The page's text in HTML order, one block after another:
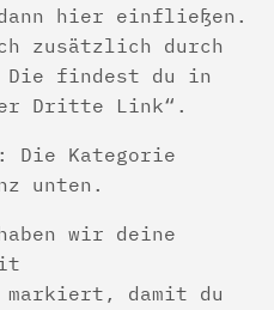
hier einfließen.
zusätzlich durch
Die findest du in
Dritte Link“.
Die Kategorie
unten.
wir deine
markiert, damit du